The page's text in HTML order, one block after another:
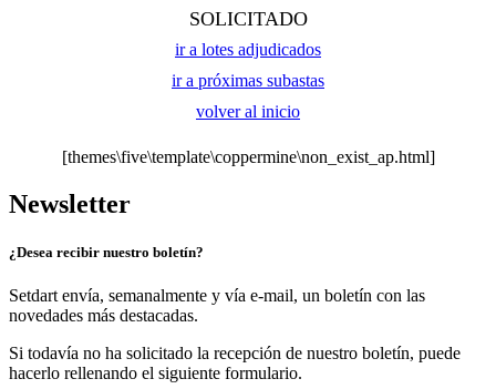
SOLICITADO
ir a lotes adjudicados
ir a próximas subastas
volver al inicio
[themes\five\template\coppermine\non_exist_ap.html]
Newsletter
¿Desea recibir nuestro boletín?
Setdart envía, semanalmente y vía e-mail, un boletín con las
novedades más destacadas.
Si todavía no ha solicitado la recepción de nuestro boletín, puede
hacerlo rellenando el siguiente formulario.